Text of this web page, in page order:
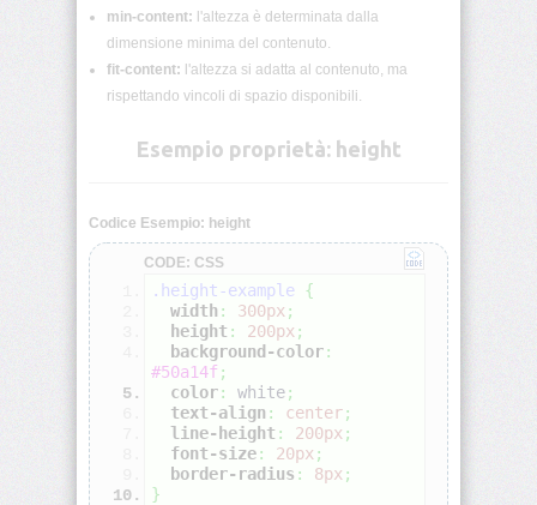
accent-
color
items
align-
self
all
animation
animation-
delay
min-content: l'altezza è determinata dalla
dimensione minima del contenuto.
fit-content: l'altezza si adatta al contenuto, ma
rispettando vincoli di spazio disponibili.
Esempio proprietà: height
Codice Esempio: height
CODE: CSS
.height-example
{
width : 300px ;
height : 200px ;
background-color:
#50a14f ;
color: white;
text-align : center;
line-height : 200px ;
font-size: 20px ;
border-radius : 8px ;
}